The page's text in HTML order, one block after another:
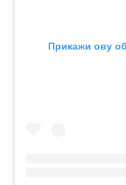
Прикажи ову